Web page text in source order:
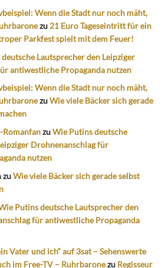
Wenn die Stadt nur noch mäht,
zu 21 Euro Tageseintritt für ein
Parkfest spielt mit dem Feuer!
Lautsprecher den Leipziger
antiwestliche Propaganda nutzen
Wenn die Stadt nur noch mäht,
zuWie viele Bäcker sich gerade
zuWie Putins deutsche
Drohnenanschlag für
nutzen
zuWie viele Bäcker sich gerade selbst
Putins deutsche Lautsprecher den
für antiwestliche Propaganda
Vater und ich“ auf 3sat – Sehenswerte
im Free-TV – Ruhrbaronezu Regisseur